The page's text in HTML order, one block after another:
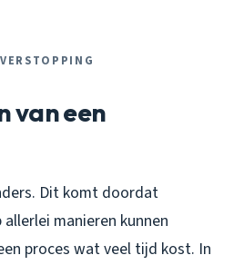
van een
Dit komt doordat
manieren kunnen
proces wat veel tijd kost. In